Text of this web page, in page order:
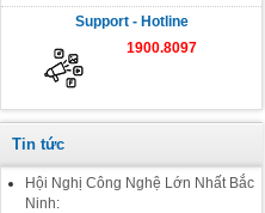
Support - Hotline
1900.8097
Tin tức
Hội Nghị Công Nghệ Lớn Nhất Bắc
Ninh: